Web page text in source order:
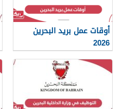
أوقات عمل بريد البحرين
2026